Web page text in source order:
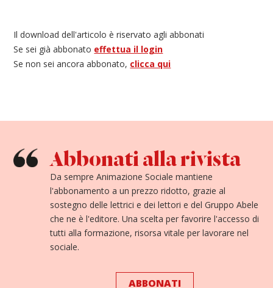
Il download dell'articolo è riservato agli abbonati
Se sei già abbonato effettua il login
Se non sei ancora abbonato, clicca qui
Abbonati alla rivista
Da sempre Animazione Sociale mantiene
l'abbonamento a un prezzo ridotto, grazie al
sostegno delle lettrici e dei lettori e del Gruppo Abele
che ne è l'editore. Una scelta per favorire l'accesso di
tutti alla formazione, risorsa vitale per lavorare nel
sociale.
ABBONATI